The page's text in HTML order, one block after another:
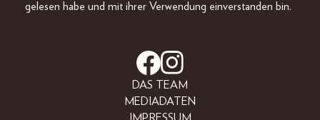
gelesen habe und mit ihrer Verwendung einverstanden bin.
DAS TEAM
MEDIADATEN